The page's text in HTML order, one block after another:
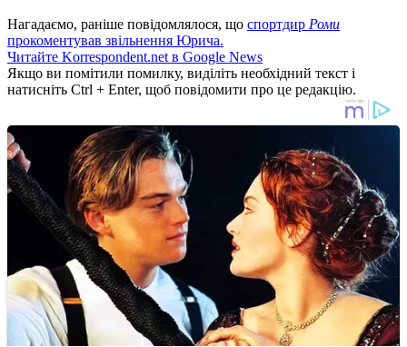
Нагадаємо, раніше повідомлялося, що спортдир Роми
прокоментував звільнення Юрича.
Читайте Korrespondent.net в Google News
Якщо ви помітили помилку, виділіть необхідний текст і
натисніть Ctrl + Enter, щоб повідомити про це редакцію.